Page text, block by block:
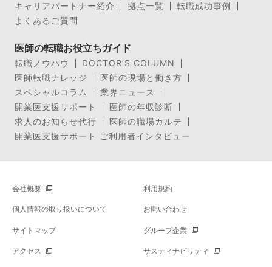
キャリアパートナー紹介
拠点一覧
転職成功事例
よくあるご質問
医師の転職お役立ちガイド
転職ノウハウ
DOCTOR’S COLUMN
医師転職ナレッジ
医師の現場と働き方
スペシャルコラム
業界ニュース
開業医支援サポート
医師の年収診断
求人のお知らせ代行
医師の職場カルテ
開業医支援サポート ご利用者インタビュー
会社概要 利用規約
個人情報の取り扱いについて お問い合わせ
サイトマップ グループ企業
アクセス サスティナビリティ